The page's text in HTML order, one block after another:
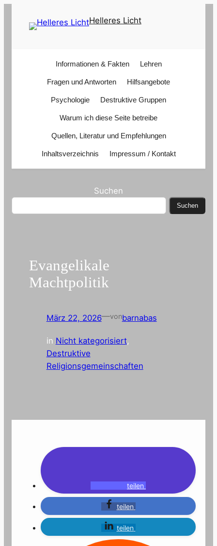
Helleres Licht
Informationen & Fakten Lehren
Fragen und Antworten Hilfsangebote
Psychologie Destruktive Gruppen
Warum ich diese Seite betreibe
Quellen, Literatur und Empfehlungen
Inhaltsverzeichnis Impressum / Kontakt
Suchen
Suchen
Evangelikale
Machtpolitik
März 22, 2026—vonbarnabas
in Nicht kategorisiert
Destruktive
Religionsgemeinschaften
teilen
teilen
teilen